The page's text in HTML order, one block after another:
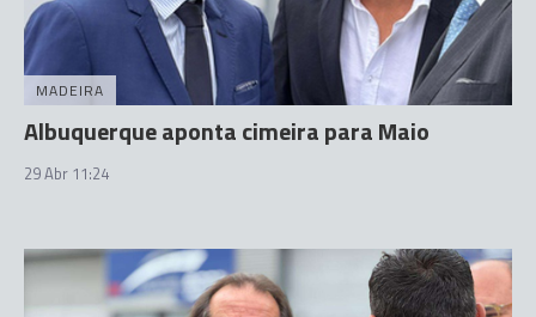
MADEIRA
Albuquerque aponta cimeira para Maio
29 Abr 11:24